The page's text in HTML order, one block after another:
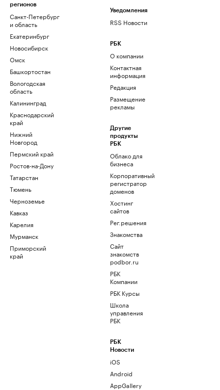
регионов
Санкт-Петербург
и область
Екатеринбург
Новосибирск
Омск
Башкортостан
Вологодская
область
Калининград
Краснодарский
край
Нижний
Новгород
Пермский край
Ростов-на-Дону
Татарстан
Тюмень
Черноземье
Кавказ
Карелия
Мурманск
Приморский
край
Уведомления
RSS Новости
РБК
О компании
Контактная
информация
Редакция
Размещение
рекламы
Другие
продукты
РБК
Облако для
бизнеса
Корпоративный
регистратор
доменов
Хостинг
сайтов
Рег.решения
Знакомства
Сайт
знакомств
podbor.ru
РБК
Компании
РБК Курсы
Школа
управления
РБК
РБК
Новости
iOS
Android
AppGallery